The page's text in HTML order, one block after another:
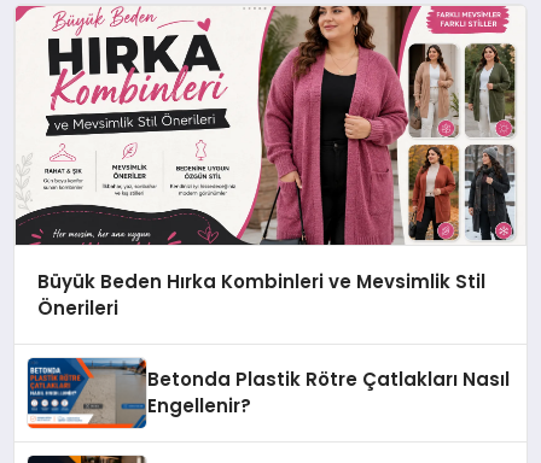
Büyük Beden Hırka Kombinleri ve Mevsimlik Stil
Önerileri
Betonda Plastik Rötre Çatlakları Nasıl
Engellenir?